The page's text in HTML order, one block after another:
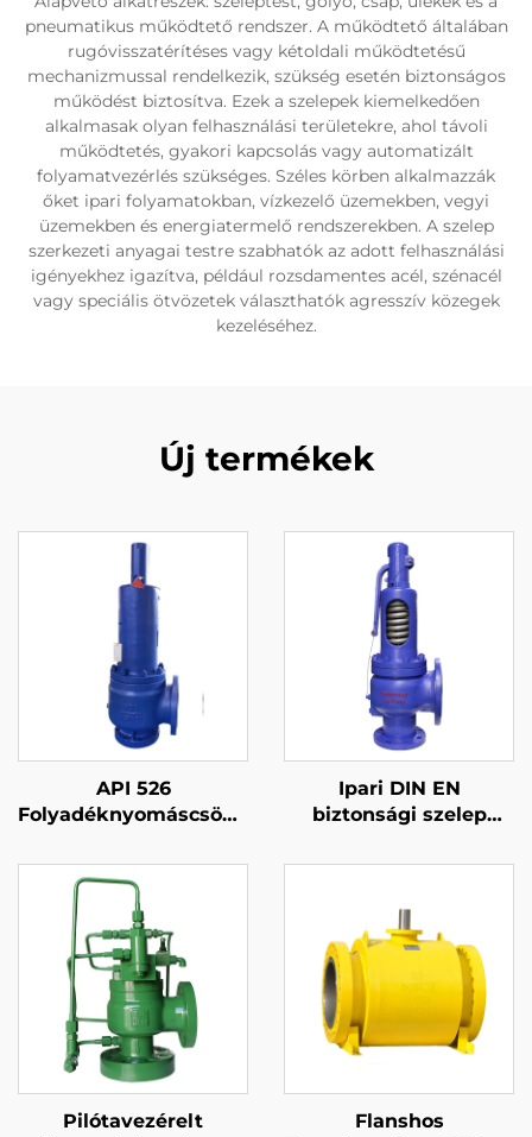
pneumatikus működtető rendszer. A működtető általában
rugóvisszatérítéses vagy kétoldali működtetésű
mechanizmussal rendelkezik, szükség esetén biztonságos
működést biztosítva. Ezek a szelepek kiemelkedően
alkalmasak olyan felhasználási területekre, ahol távoli
működtetés, gyakori kapcsolás vagy automatizált
folyamatvezérlés szükséges. Széles körben alkalmazzák
őket ipari folyamatokban, vízkezelő üzemekben, vegyi
üzemekben és energiatermelő rendszerekben. A szelep
szerkezeti anyagai testre szabhatók az adott felhasználási
igényekhez igazítva, például rozsdamentes acél, szénacél
vagy speciális ötvözetek választhatók agresszív közegek
kezeléséhez.
Új termékek
API 526
Folyadéknyomáscsökkentő
WCB tokozat és 316-os
trim – Gőz/Gáz
kompatibilis –
Állítható beállítási
nyomás
Ipari DIN EN
biztonsági szelep
– állítható nagy
(425°C) – erőművi
kazánalkalmazásokra
tervezve
Pilótavezérelt
Flanshos